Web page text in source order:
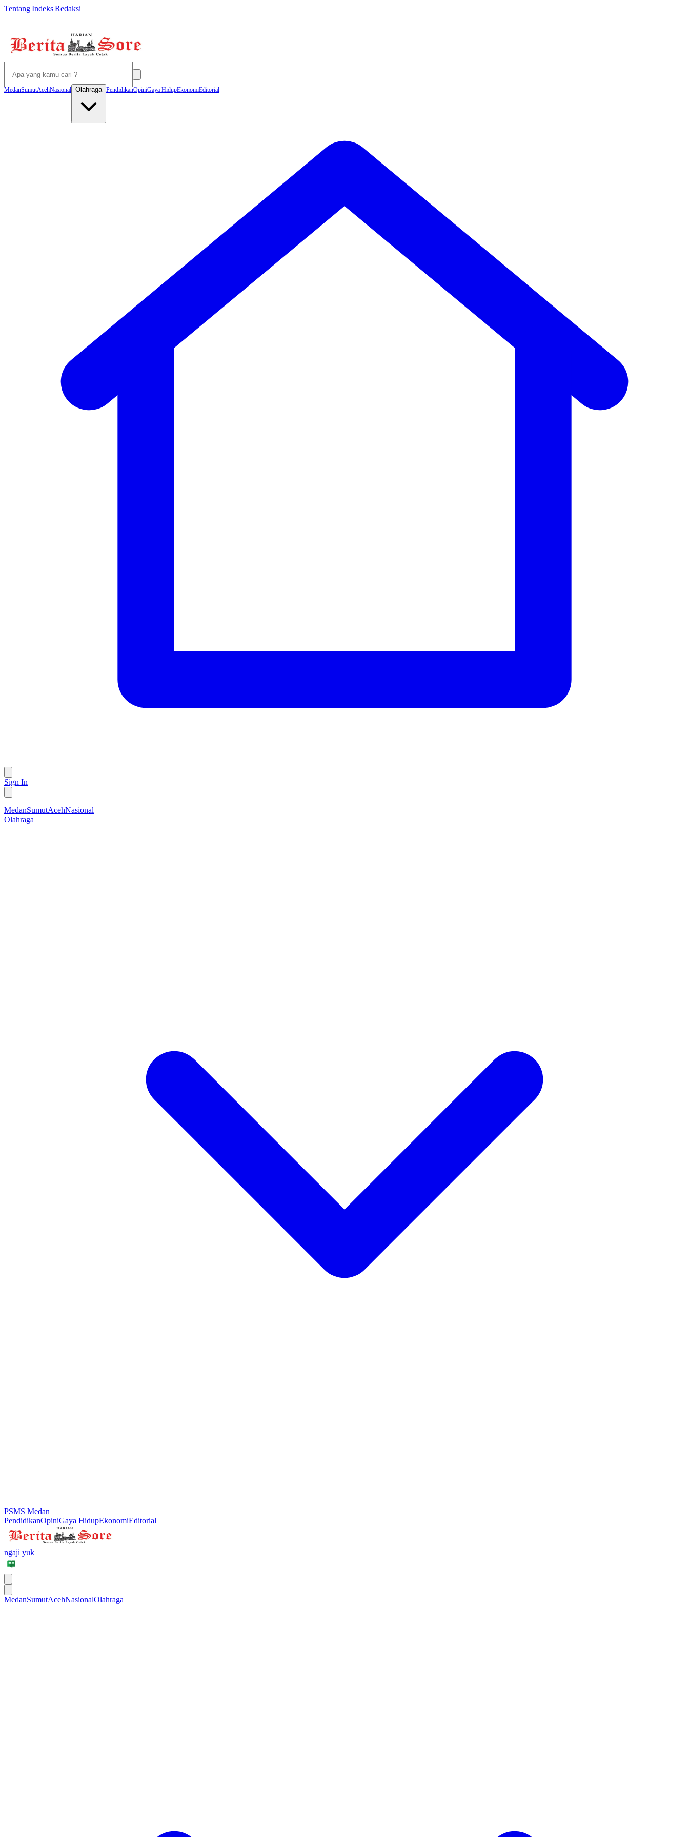
Tentang|Indeks|Redaksi
MedanSumutAcehNasional Olahraga PendidikanOpiniGaya HidupEkonomiEditorial
Sign In
MedanSumutAcehNasional
Olahraga
PSMS Medan
PendidikanOpiniGaya HidupEkonomiEditorial
ngaji yuk
MedanSumutAcehNasionalOlahraga